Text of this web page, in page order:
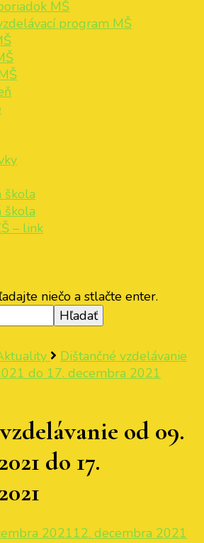
MŠ
program MŠ
škola
škola
– link
niečo a stlačte enter.
Dištančné vzdelávanie
do 17. decembra 2021
od 09.
do 17.
202112. decembra 2021